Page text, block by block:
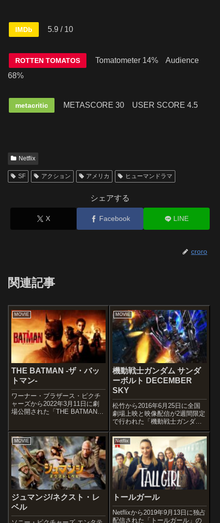
IMDb 5.9 / 10
ROTTEN TOMATOS
Tomatometer 14% Audience
68%
metacritic METASCORE 30 USER SCORE 4.5
Netflix
SF アクション アメリカ ヒューマンドラマ
シェアする
X Facebook LINE
croro
関連記事
MOVIE
THE BATMAN -ザ・バッ
トマン-
ワーナー・ブラザース・ピクチ
ャーズから2022年3月11日に劇
場公開された「THE BATMAN -
ラクター「バットマン」を主人
公としたスーパーヒーロー映画
です。既に2つの続編が計...
MOVIE
機動戦士ガンダム サンダ
ーボルト DECEMBER
SKY
松竹から2016年6月25日に全国
劇場上映と映像配信が2週間限定
で行われた「機動戦士ガンダム
サンダーボルト DECEMBER
SKY」の感想記事です。「機動
戦士ガンダム」と同じ宇宙世紀
0079年を時代背景に、太田垣康
男が描いた漫画「機動戦...
MOVIE
ジュマンジ/ネクスト・レ
ベル
Netflix
トールガール
Netflixから2019年9月13日に独占
配信された「トールガール」の